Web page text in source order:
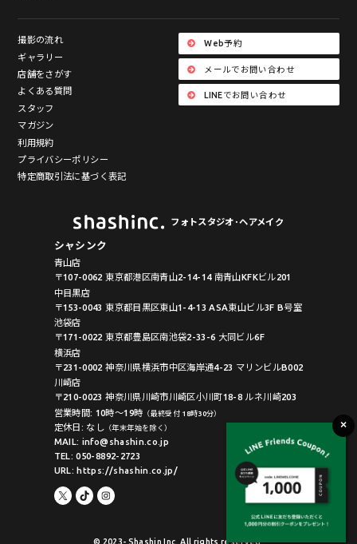
撮影の流れ
ギャラリー
店舗をさがす
よくある質問
スタッフ
マガジン
利用規約
プライバシーポリシー
特定商取引法に基づく表記
Web予約
メールでお問い合わせ
LINEでお問い合わせ
フォトスタジオ･ヘアメイク
シャシンク
青山店
〒107-0062 東京都港区南青山2-14-14 南青山KFKビル201
中目黒店
〒153-0043 東京都目黒区東山1-4-13 ASA東山ビル3F B号室
池袋店
〒171-0022 東京都豊島区南池袋2-33-6 大同ビル6F
横浜店
〒231-0002 神奈川県横浜市中区海岸通4-23 マリンビルB002
川崎店
〒210-0023 神奈川県川崎市川崎区小川町18-8 ルネ川崎203
営業時間: 10時〜19時 （最終受付 18時30分）
定休日: なし （年末年始を除く）
MAIL: info@shashin.co.jp
TEL: 050-8892-2723
URL: https://shashin.co.jp/
© 2023- Shashin Inc. All rights reserved.